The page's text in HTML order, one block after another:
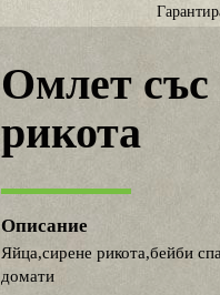
Омлет със
рикота
Описание
Яйца,сирене рикота,бейби
домати